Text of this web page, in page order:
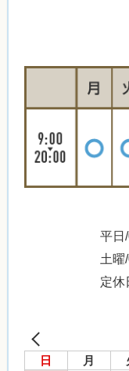
平日
土曜
定休
日 月